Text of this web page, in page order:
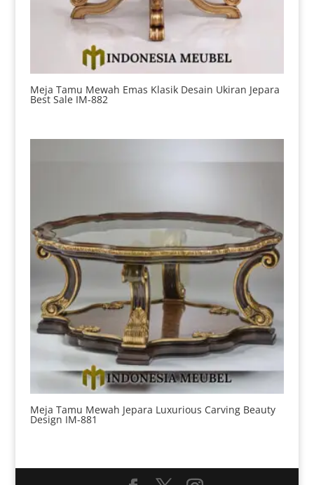
Meja Tamu Mewah Emas Klasik Desain Ukiran Jepara
Best Sale IM-882
Meja Tamu Mewah Jepara Luxurious Carving Beauty
Design IM-881